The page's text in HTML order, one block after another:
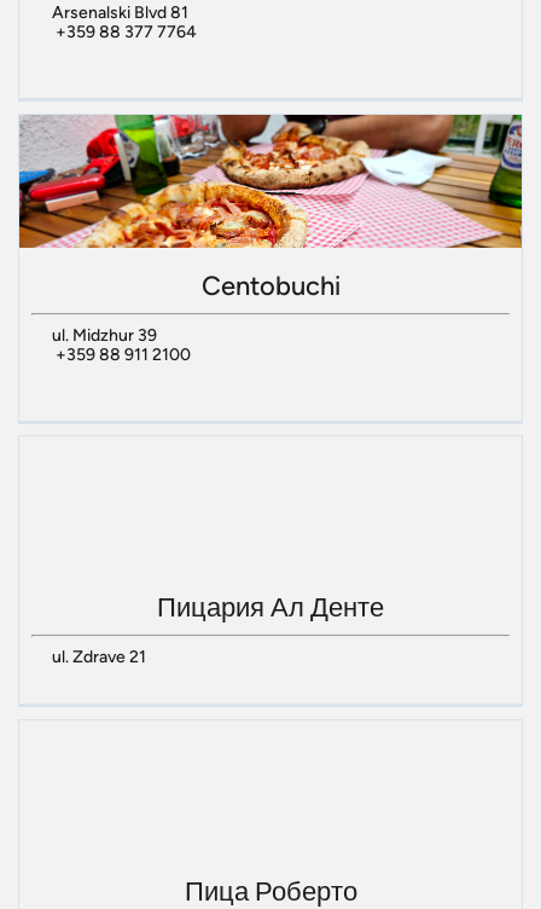
Arsenalski Blvd 81
+359 88 377 7764
Centobuchi
ul. Midzhur 39
+359 88 911 2100
Пицария Ал Денте
ul. Zdrave 21
Пица Роберто